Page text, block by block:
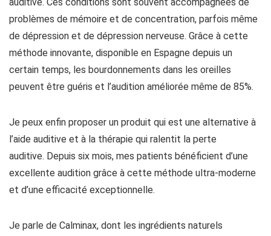
auditive. Ces conditions sont souvent accompagnées de
problèmes de mémoire et de concentration, parfois même
de dépression et de dépression nerveuse. Grâce à cette
méthode innovante, disponible en Espagne depuis un
certain temps, les bourdonnements dans les oreilles
peuvent être guéris et l’audition améliorée même de 85%.
Je peux enfin proposer un produit qui est une alternative à
l’aide auditive et à la thérapie qui ralentit la perte
auditive. Depuis six mois, mes patients bénéficient d’une
excellente audition grâce à cette méthode ultra-moderne
et d’une efficacité exceptionnelle.
Je parle de Calminax, dont les ingrédients naturels